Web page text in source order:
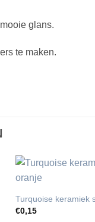
glans.
te maken.
Turquoise keramiek
€0,15